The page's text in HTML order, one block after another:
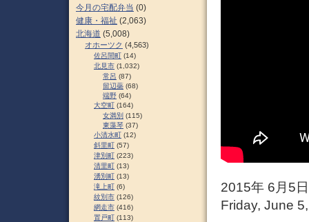
2015年 6月5
Friday, June
今月の宅配弁当 (0)
健康・福祉 (2,063)
北海道 (5,008)
オホーツク (4,563)
佐呂間町 (14)
北見市 (1,032)
常呂 (87)
留辺蘂 (68)
端野 (64)
大空町 (164)
女満別 (115)
東藻琴 (37)
小清水町 (12)
斜里町 (57)
津別町 (223)
清里町 (13)
湧別町 (13)
滝上町 (6)
紋別市 (126)
網走市 (416)
置戸町 (113)